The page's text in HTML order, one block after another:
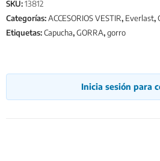
SKU:13812
Categorías:ACCESORIOS VESTIR, Everlast,
Etiquetas:Capucha,GORRA,gorro
Inicia sesión para